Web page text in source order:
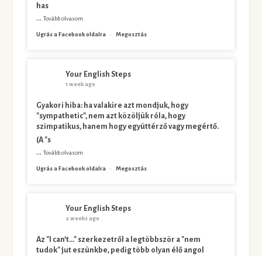
has
...Tovább olvasom
Ugrás a Facebook oldalra · Megosztás
Your English Steps
1 week ago
Gyakori hiba: ha valakire azt mondjuk, hogy
"sympathetic", nem azt közöljük róla, hogy
szimpatikus, hanem hogy együttérző vagy megértő.
(A "s
...Tovább olvasom
Ugrás a Facebook oldalra · Megosztás
Your English Steps
2 weeks ago
Az "I can’t…" szerkezetről a legtöbbször a "nem
tudok" jut eszünkbe, pedig több olyan élő angol